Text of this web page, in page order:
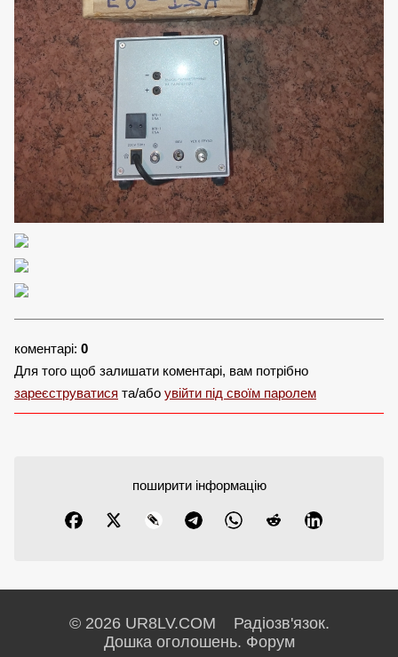
коментарі: 0
Для того щоб залишати коментарі, вам потрібно
зареєструватися та/або увійти під своїм паролем
поширити інформацію
© 2026 UR8LV.COM Радіозв'язок.
Дошка оголошень. Форум